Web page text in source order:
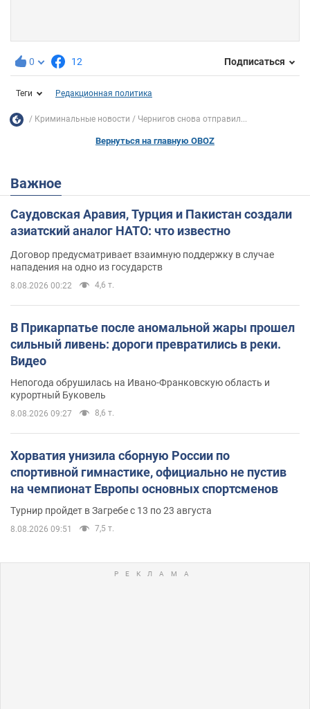
0 12 Подписаться
Теги Редакционная политика
Криминальные новости Чернигов снова отправил...
Вернуться на главную OBOZ
Важное
Саудовская Аравия, Турция и Пакистан создали
азиатский аналог НАТО: что известно
Договор предусматривает взаимную поддержку в случае
нападения на одно из государств
8.08.2026 00:22 4,6 т.
В Прикарпатье после аномальной жары прошел
сильный ливень: дороги превратились в реки.
Видео
Непогода обрушилась на Ивано-Франковскую область и
курортный Буковель
8.08.2026 09:27 8,6 т.
Хорватия унизила сборную России по
спортивной гимнастике, официально не пустив
на чемпионат Европы основных спортсменов
Турнир пройдет в Загребе с 13 по 23 августа
8.08.2026 09:51 7,5 т.